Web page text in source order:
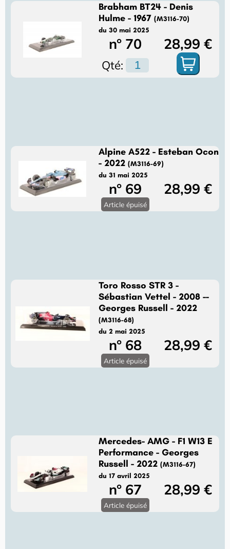
Brabham BT24 - Denis
Hulme - 1967(M3116-70)
du 30 mai 2025
n° 70 28,99 €
Qté:
Alpine A522 - Esteban Ocon
- 2022(M3116-69)
du 31 mai 2025
n° 69 28,99 €
Article épuisé
Toro Rosso STR 3 -
Sébastian Vettel - 2008 --
Georges Russell - 2022
(M3116-68)
du 2 mai 2025
n° 68 28,99 €
Article épuisé
Mercedes- AMG - F1 W13 E
Performance - Georges
Russell - 2022(M3116-67)
du 17 avril 2025
n° 67 28,99 €
Article épuisé